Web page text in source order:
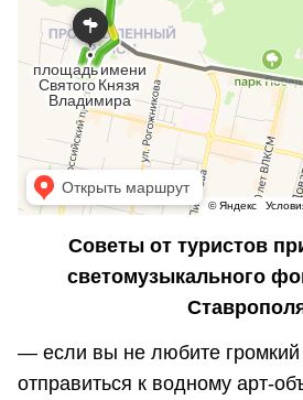
Советы от туристов
светомузыкального
— если вы не любите громкий
отправиться к водному арт-